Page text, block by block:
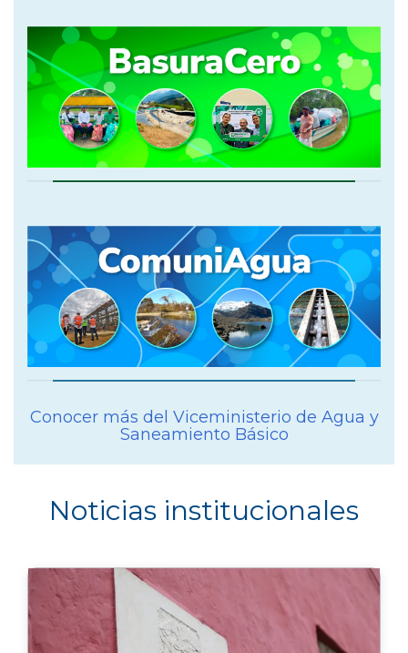
Conocer más del Viceministerio de Agua y
Saneamiento Básico
Noticias institucionales